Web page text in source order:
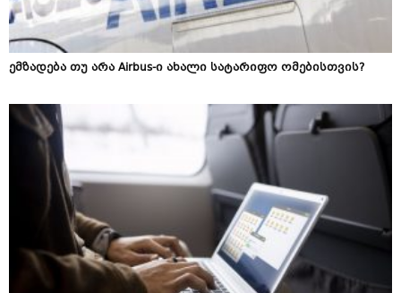
ემზადება თუ არა Airbus-ი ახალი სატარიფო ომებისთვის?